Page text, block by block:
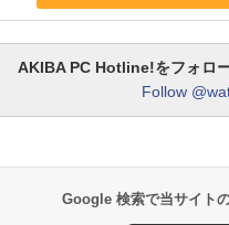
AKIBA PC Hotline!をフォロ
Follow
Google 検索で当サイト